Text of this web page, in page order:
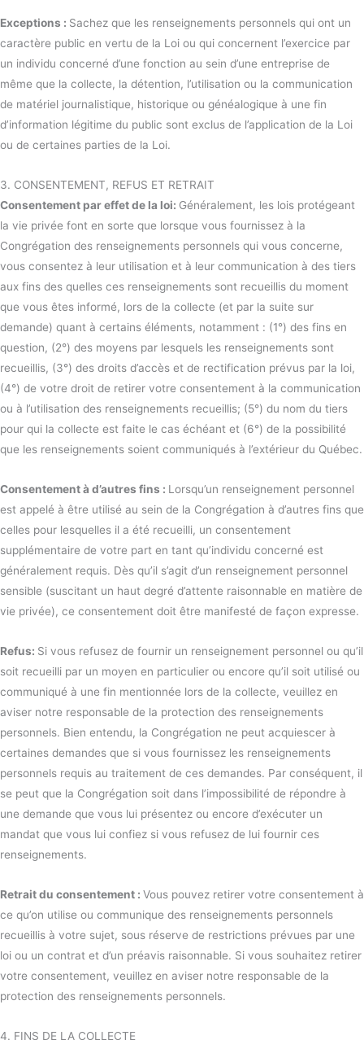
Exceptions : Sachez que les renseignements personnels qui ont un
caractère public en vertu de la Loi ou qui concernent l’exercice par
un individu concerné d’une fonction au sein d’une entreprise de
même que la collecte, la détention, l’utilisation ou la communication
de matériel journalistique, historique ou généalogique à une fin
d’information légitime du public sont exclus de l’application de la Loi
ou de certaines parties de la Loi.
3. CONSENTEMENT, REFUS ET RETRAIT
Consentement par effet de la loi: Généralement, les lois protégeant
la vie privée font en sorte que lorsque vous fournissez à la
Congrégation des renseignements personnels qui vous concerne,
vous consentez à leur utilisation et à leur communication à des tiers
aux fins des quelles ces renseignements sont recueillis du moment
que vous êtes informé, lors de la collecte (et par la suite sur
demande) quant à certains éléments, notamment : (1°) des fins en
question, (2°) des moyens par lesquels les renseignements sont
recueillis, (3°) des droits d’accès et de rectification prévus par la loi,
(4°) de votre droit de retirer votre consentement à la communication
ou à l’utilisation des renseignements recueillis; (5°) du nom du tiers
pour qui la collecte est faite le cas échéant et (6°) de la possibilité
que les renseignements soient communiqués à l’extérieur du Québec.
Consentement à d’autres fins : Lorsqu’un renseignement personnel
est appelé à être utilisé au sein de la Congrégation à d’autres fins que
celles pour lesquelles il a été recueilli, un consentement
supplémentaire de votre part en tant qu’individu concerné est
généralement requis. Dès qu’il s’agit d’un renseignement personnel
sensible (suscitant un haut degré d’attente raisonnable en matière de
vie privée), ce consentement doit être manifesté de façon expresse.
Refus: Si vous refusez de fournir un renseignement personnel ou qu’il
soit recueilli par un moyen en particulier ou encore qu’il soit utilisé ou
communiqué à une fin mentionnée lors de la collecte, veuillez en
aviser notre responsable de la protection des renseignements
personnels. Bien entendu, la Congrégation ne peut acquiescer à
certaines demandes que si vous fournissez les renseignements
personnels requis au traitement de ces demandes. Par conséquent, il
se peut que la Congrégation soit dans l’impossibilité de répondre à
une demande que vous lui présentez ou encore d’exécuter un
mandat que vous lui confiez si vous refusez de lui fournir ces
renseignements.
Retrait du consentement : Vous pouvez retirer votre consentement à
ce qu’on utilise ou communique des renseignements personnels
recueillis à votre sujet, sous réserve de restrictions prévues par une
loi ou un contrat et d’un préavis raisonnable. Si vous souhaitez retirer
votre consentement, veuillez en aviser notre responsable de la
protection des renseignements personnels.
4. FINS DE LA COLLECTE